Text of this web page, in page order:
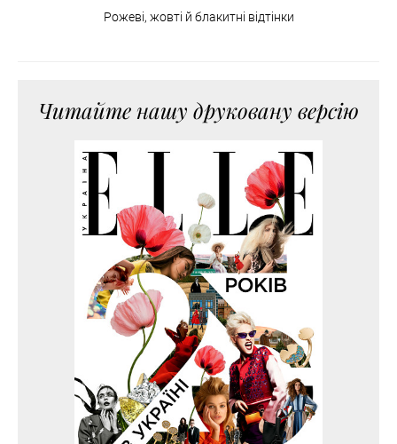
Рожеві, жовті й блакитні відтінки
Читайте нашу друковану версію